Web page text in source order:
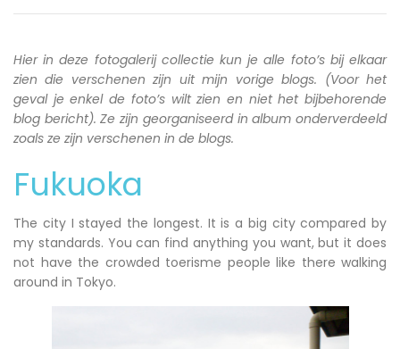
Hier in deze fotogalerij collectie kun je alle foto’s bij elkaar
zien die verschenen zijn uit mijn vorige blogs. (Voor het
geval je enkel de foto’s wilt zien en niet het bijbehorende
blog bericht). Ze zijn georganiseerd in album onderverdeeld
zoals ze zijn verschenen in de blogs.
Fukuoka
The city I stayed the longest. It is a big city compared by
my standards. You can find anything you want, but it does
not have the crowded toerisme people like there walking
around in Tokyo.